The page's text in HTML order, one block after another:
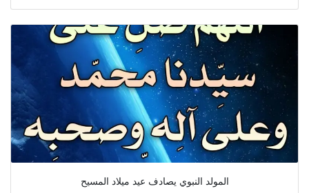
المولد النبوي يصادف عيد ميلاد المسيح